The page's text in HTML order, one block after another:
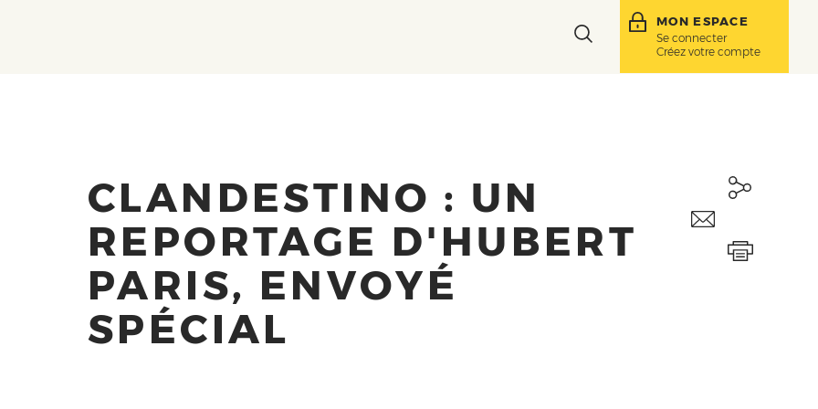
Toggle
MON ESPACE
Se connecter
Créez votre compte
CLANDESTINO : UN
REPORTAGE D'HUBERT
PARIS, ENVOYÉ
SPÉCIAL